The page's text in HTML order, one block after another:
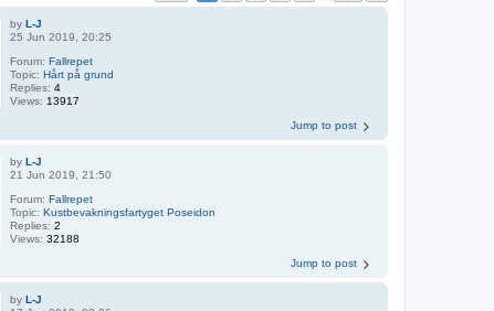
byL-J
25 Jun 2019, 20:25
Forum:Fallrepet
Topic:Hårt på grund
Replies:4
Views: 13917
Jump to post
byL-J
21 Jun 2019, 21:50
Forum:Fallrepet
Topic:Kustbevakningsfartyget Poseidon
Replies:2
Views:32188
Jump to post
byL-J